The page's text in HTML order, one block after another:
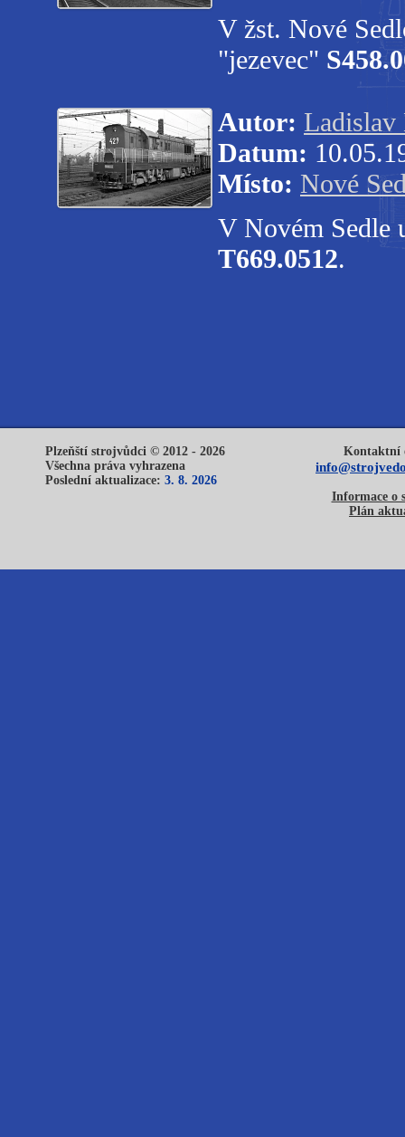
V žst. Nové
"jezevec"
Autor:
Datum:
Místo: Nové
V Novém Sedle
T669.0512.
Plzeňští strojvůdci © 2012 - 2026
Všechna práva vyhrazena
Poslední aktualizace: 3. 8. 2026
Kontaktní
Informace o
Plán